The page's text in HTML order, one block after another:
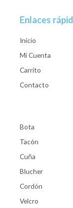
Enlaces
Inicio
Mi Cuenta
Carrito
Contacto
Bota
Tacón
Cuña
Blucher
Cordón
Velcro